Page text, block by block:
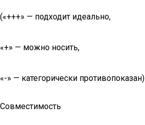
(«+++» — подходит идеально,
«+» — можно носить,
«-» — категорически противопоказан)
Совместимость